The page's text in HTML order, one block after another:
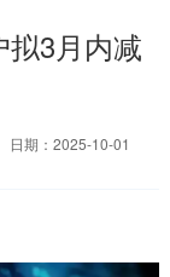
3月内减
日期：2025-10-01